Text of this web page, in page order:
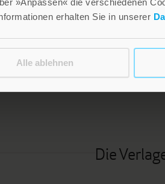
»Anpassen« die verschiedenen
erhalten Sie in unserer
Alle ablehnen
LEBE GUT
Die